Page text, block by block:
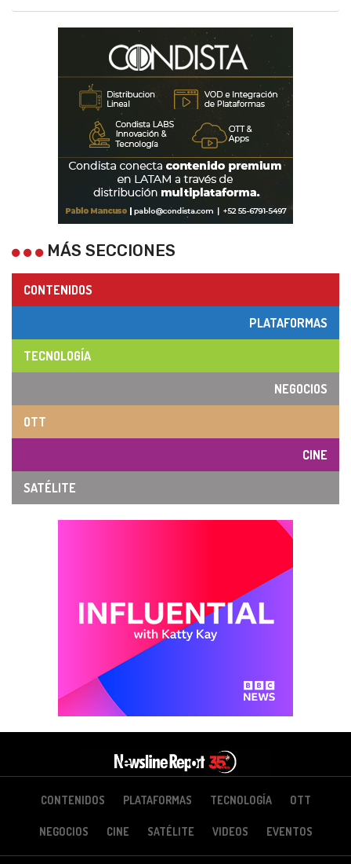
MÁS SECCIONES
CONTENIDOS
PLATAFORMAS
TECNOLOGÍA
NEGOCIOS
OTT
CINE
SATÉLITE
CONTENIDOS PLATAFORMAS TECNOLOGÍA OTT
NEGOCIOS CINE SATÉLITE VIDEOS EVENTOS